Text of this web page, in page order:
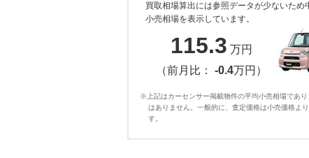
買取相場算出には参照データが少ないため
小売相場を表示しています。
115.3 万円
（前月比： -0.4万円）
※上記はカーセンサー掲載物件の平均小売相場であ
はありません。一般的に、査定価格は小売価格よ
す。